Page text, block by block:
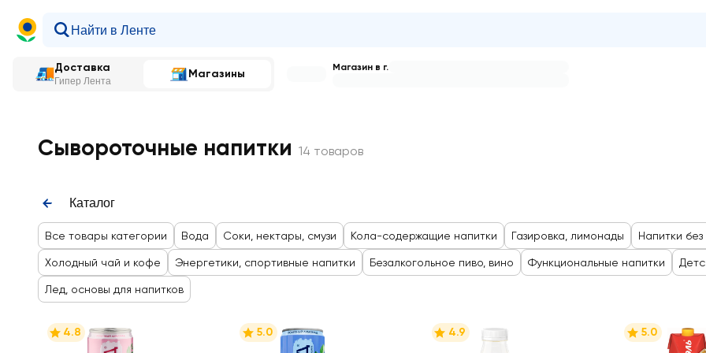
Доставка
Гипер Лента
Магазины Магазин в г.
Сывороточные напитки 14 товаров
Каталог
Все товары категории Вода Соки, нектары, смузи Кола-содержащие напитки Газировка, лимонады Напитки
Холодный чай и кофе Энергетики, спортивные напитки Безалкогольное пиво, вино Функциональные напитки
Лед, основы для напитков
4.8 5.0 4.9 5.0